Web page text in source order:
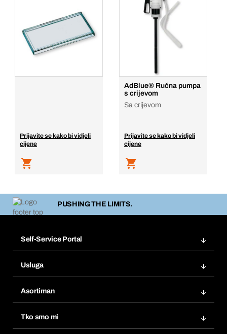
Prijavite se kako bi vidjeli
cijene
AdBlue® Ručna pumpa
s crijevom
Sa crijevom
Prijavite se kako bi vidjeli
cijene
PUSHING THE LIMITS.
Self-Service Portal
Popisi želja
Ponovno naručivanje
Pretplate
Usluga
Tražitelji proizvoda
Asortiman
Tko smo mi